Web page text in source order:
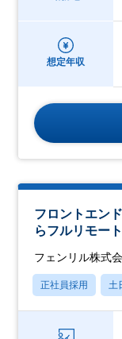
想定年収
フロントエン
らフルリモー
フェンリル株式
正社員採用 土